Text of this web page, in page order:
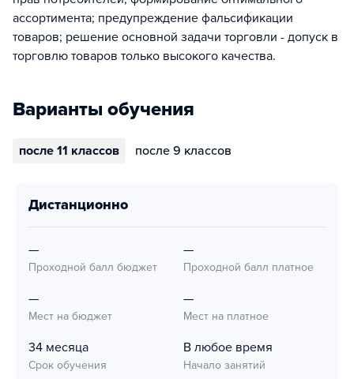
ассортимента; предупреждение фальсификации
товаров; решение основной задачи торговли - допуск в
торговлю товаров только высокого качества.
Варианты обучения
после 11 классов после 9 классов
дистанционно
—
Проходной балл бюджет
—
Проходной балл платное
—
Мест на бюджет
—
Мест на платное
34 месяца
Срок обучения
В любое время
Начало занятий